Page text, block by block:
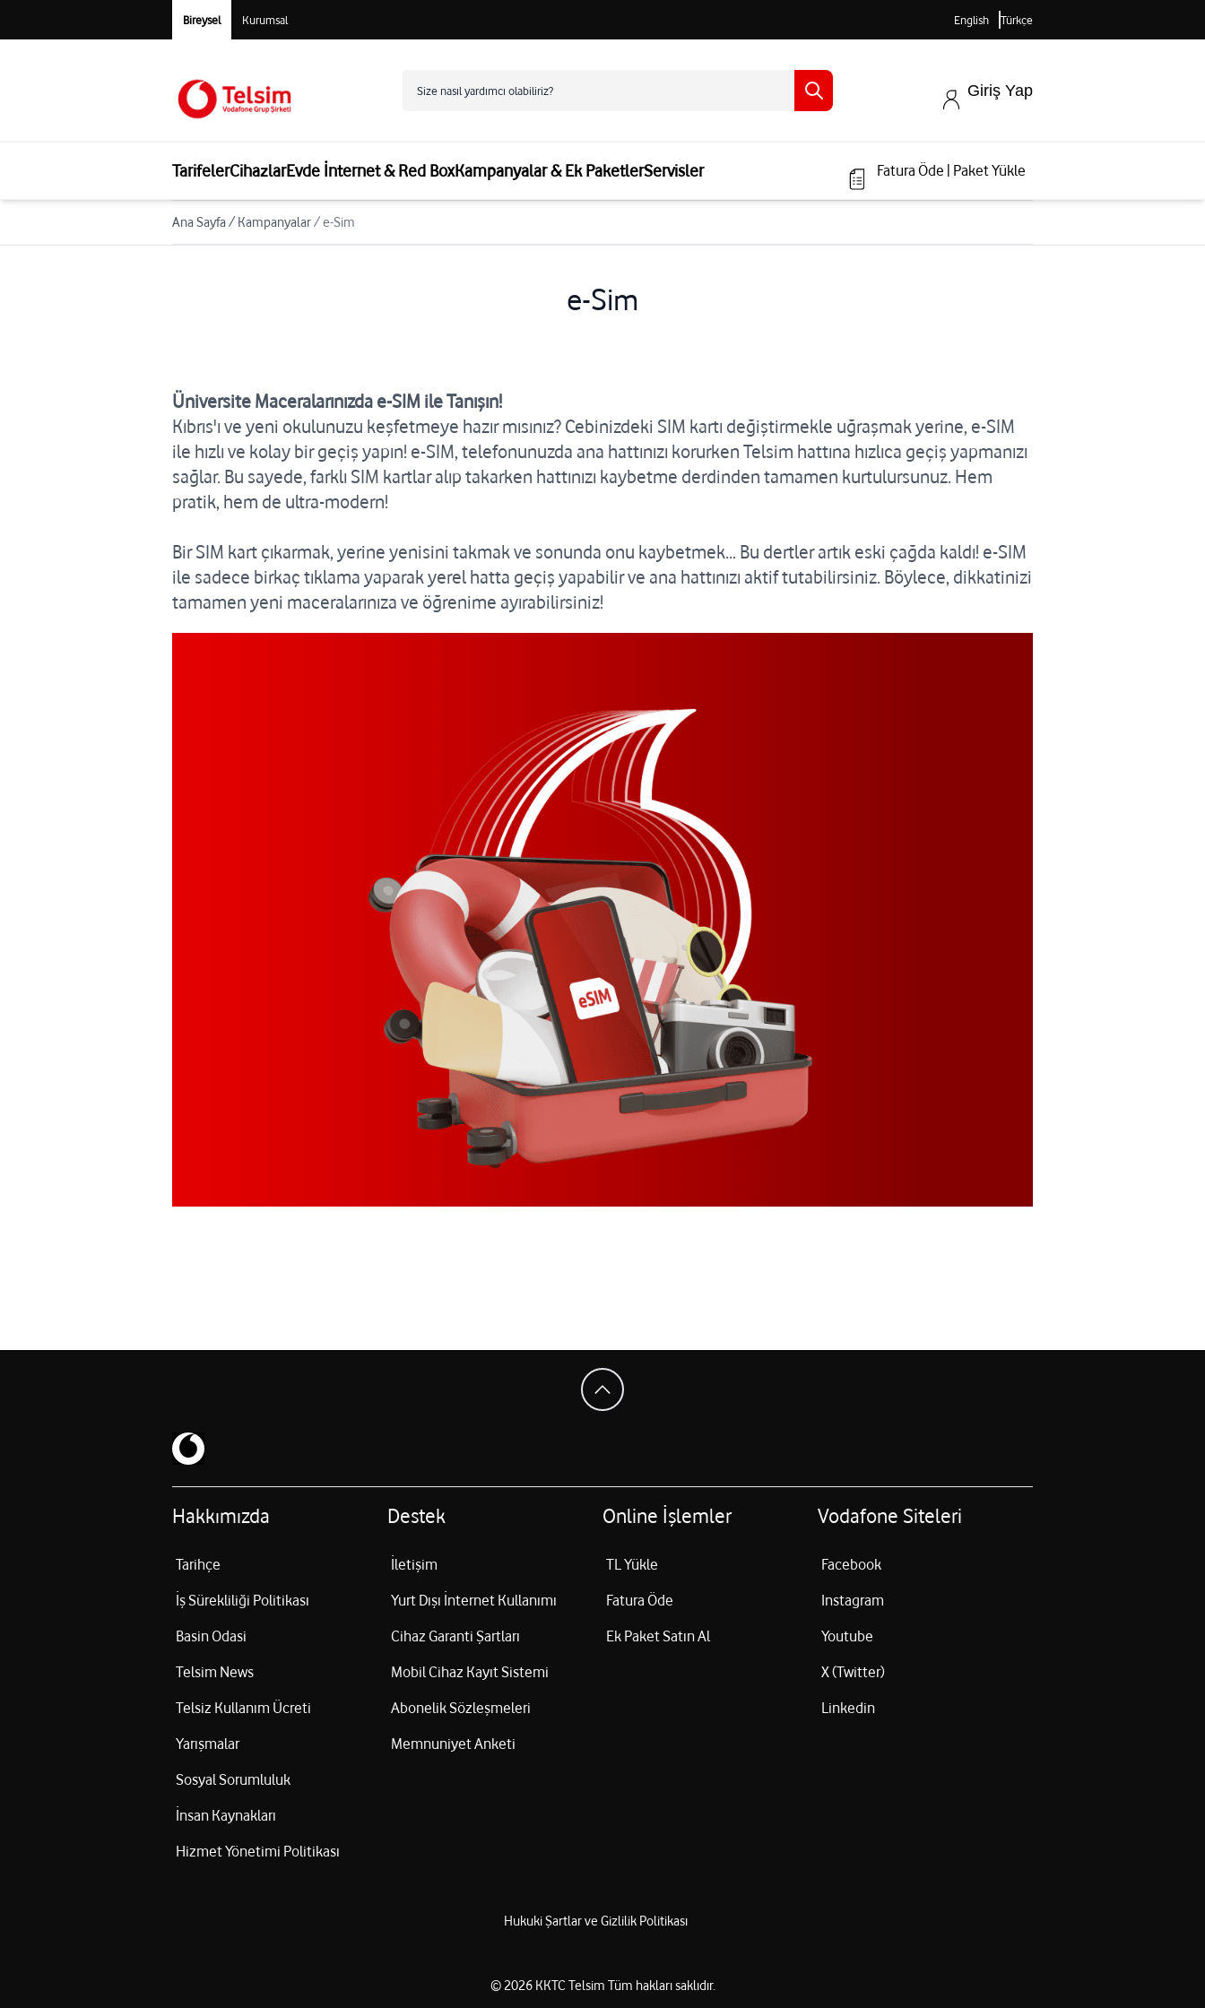
Bireysel Kurumsal English Türkçe
Giriş Yap
TarifelerCihazlarEvde İnternet & Red BoxKampanyalar & Ek PaketlerServisler Fatura Öde Paket Yükle
Ana Sayfa/ Kampanyalar/e-Sim
e-Sim
Üniversite Maceralarınızda e-SIM ile Tanışın!
Kıbrıs'ı ve yeni okulunuzu keşfetmeye hazır mısınız? Cebinizdeki SIM kartı değiştirmekle uğraşmak yerine, e-SIM
ile hızlı ve kolay bir geçiş yapın! e-SIM, telefonunuzda ana hattınızı korurken Telsim hattına hızlıca geçiş yapmanızı
sağlar. Bu sayede, farklı SIM kartlar alıp takarken hattınızı kaybetme derdinden tamamen kurtulursunuz. Hem
pratik, hem de ultra-modern!
Bir SIM kart çıkarmak, yerine yenisini takmak ve sonunda onu kaybetmek... Bu dertler artık eski çağda kaldı! e-SIM
ile sadece birkaç tıklama yaparak yerel hatta geçiş yapabilir ve ana hattınızı aktif tutabilirsiniz. Böylece, dikkatinizi
tamamen yeni maceralarınıza ve öğrenime ayırabilirsiniz!
Hakkımızda
Tarihçe
İş Sürekliliği Politikası
Basin Odasi
Telsim News
Telsiz Kullanım Ücreti
Yarışmalar
Sosyal Sorumluluk
İnsan Kaynakları
Hizmet Yönetimi Politikası
Destek
İletişim
Yurt Dışı İnternet Kullanımı
Cihaz Garanti Şartları
Mobil Cihaz Kayıt Sistemi
Abonelik Sözleşmeleri
Memnuniyet Anketi
Online İşlemler
TL Yükle
Fatura Öde
Ek Paket Satın Al
Vodafone Siteleri
Facebook
Instagram
Youtube
X (Twitter)
Linkedin
Hukuki Şartlar ve Gizlilik Politikası
©2026 KKTC Telsim Tüm hakları saklıdır.